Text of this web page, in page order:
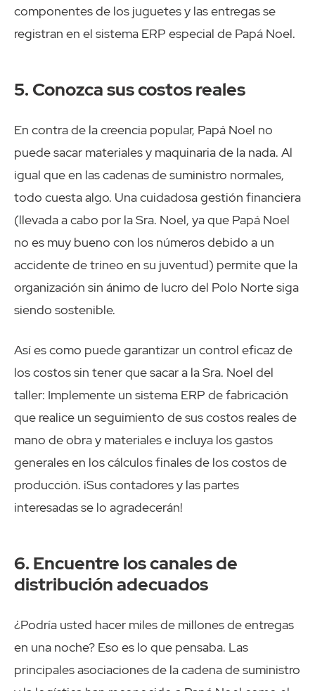
componentes de los juguetes y las entregas se
registran en el sistema ERP especial de Papá Noel.
5. Conozca sus costos reales
En contra de la creencia popular, Papá Noel no
puede sacar materiales y maquinaria de la nada. Al
igual que en las cadenas de suministro normales,
todo cuesta algo. Una cuidadosa gestión financiera
(llevada a cabo por la Sra. Noel, ya que Papá Noel
no es muy bueno con los números debido a un
accidente de trineo en su juventud) permite que la
organización sin ánimo de lucro del Polo Norte siga
siendo sostenible.
Así es como puede garantizar un control eficaz de
los costos sin tener que sacar a la Sra. Noel del
taller: Implemente un sistema ERP de fabricación
que realice un seguimiento de sus costos reales de
mano de obra y materiales e incluya los gastos
generales en los cálculos finales de los costos de
producción. ¡Sus contadores y las partes
interesadas se lo agradecerán!
6. Encuentre los canales de
distribución adecuados
¿Podría usted hacer miles de millones de entregas
en una noche? Eso es lo que pensaba. Las
principales asociaciones de la cadena de suministro